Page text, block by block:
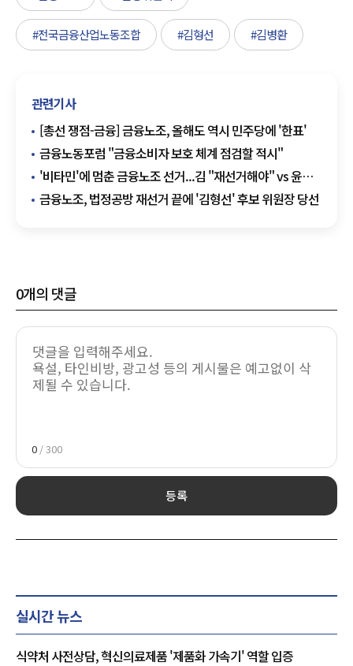
#전국금융산업노동조합 #김형선 #김병환
관련기사
[총선 쟁점-금융] 금융노조, 올해도 역시 민주당에 '한표'
금융노동포럼 "금융소비자 보호 체계 점검할 적시"
'비타민'에 멈춘 금융노조 선거...김 "재선거해야" vs 윤
"가처분 보자"
금융노조, 법정공방 재선거 끝에 '김형선' 후보 위원장 당선
0개의 댓글
0 / 300
등록
실시간 뉴스
식약처 사전상담, 혁신의료제품 '제품화 가속기' 역할 입증